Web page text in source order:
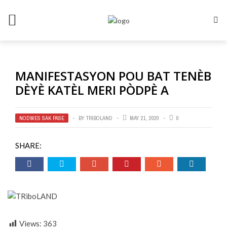
MANIFESTASYON POU BAT TENÈB
DÈYÈ KATÈL MERI PÒDPÈ A
NODWES SAK PASE BY TRIBOLAND MAY 21, 2020 0
SHARE:
Views: 363